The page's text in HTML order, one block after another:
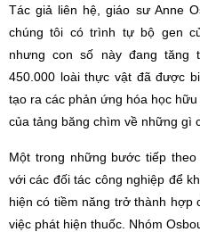
Tác giả liên hệ, giáo sư Anne
chúng tôi có trình tự bộ gen
nhưng con số này đang tăng
450.000 loài thực vật đã được
tạo ra các phản ứng hóa học
của tảng băng chìm về những gì
Một trong những bước tiếp
với các đối tác công nghiệp để
hiện có tiềm năng trở thành hợp
việc phát hiện thuốc. Nhóm